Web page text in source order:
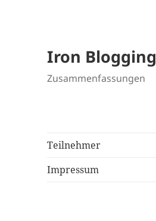
Iron Blogging
Zusammenfassungen
Teilnehmer
Impressum